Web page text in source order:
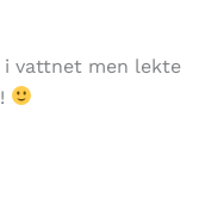
i vattnet men lekte